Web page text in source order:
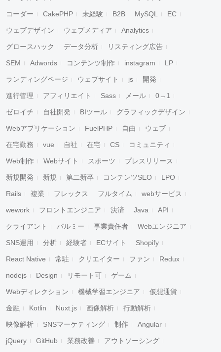
コーダー CakePHP 未経験 B2B MySQL EC
ウェブデザイン ウェブメディア Analytics
グロースハック データ分析 リスティング広告
SEM Adwords コンテンツ制作 instagram LP
ランディングページ ウェブサイト js 開発
進行管理 アフィリエイト Sass メール 0→1
ゼロイチ 自社開発 BIツール グラフィックデザイン
Webアプリケーション FuelPHP 自由 ウェブ
在宅勤務 vue 自社 在宅 CS コミュニティ
Web制作 Webサイト スポーツ プレスリリース
新規開発 新規 第二新卒 コンテンツSEO LPO
Rails 複業 フレックス フルタイム webサービス
wework フロントエンジニア 決済 Java API
クライアント パルミー 事業責任者 Webエンジニア
SNS運用 分析 経験者 ECサイト Shopify
React Native 常駐 クリエイター ファン Redux
nodejs Design リモート可 ゲーム
Webディレクション 機械学習エンジニア 仮想通貨
金融 Kotlin Nuxt.js 画像解析 行動解析
映像解析 SNSマーケティング 制作 Angular
jQuery GitHub 業務改善 アウトソーシング